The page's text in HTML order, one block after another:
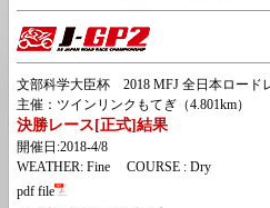
文部科学大臣杯 2018 MFJ 全日本ロード
主催：ツインリンクもてぎ（4.801km）
決勝レース[正式]結果
開催日:2018-4/8
WEATHER: Fine COURSE : Dry
pdf file